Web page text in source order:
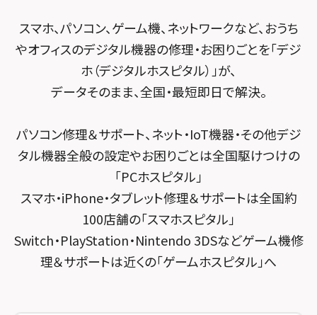
スマホスピタル テルル宮野木
スマホスピタル千葉
スマホスピタル 大森
スマホスピタル練馬
スマホスピタル 神田
スマホスピタル三軒茶屋
スマホスピタル秋葉原
スマホスピタル堺
スマホスピタル 堺出張所
スマホスピタル京都河原町
スマホスピタル宇治槙島
スマホスピタル烏丸
スマホスピタル 京都宇治
スマホスピタル 福知山
スマホスピタル神戸三宮
スマホ、パソコン、ゲーム機、ネットワークなど、おうち
やオフィスのデジタル機器の修理・お困りごとを「デジ
ホ（デジタルホスピタル）」が、
データそのまま、全国・最短即日で解決。
パソコン修理＆サポート、ネット・IoT機器・その他デジ
タル機器全般の設定やお困りごとは全国駆けつけの
「PCホスピタル」
スマホ・iPhone・タブレット修理＆サポートは全国約
100店舗の「スマホスピタル」
Switch・PlayStation・Nintendo 3DSなどゲーム機修
理＆サポートは近くの「ゲームホスピタル」へ